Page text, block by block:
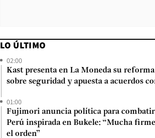
LO ÚLTIMO
02:00
Kast presenta en La Moneda su
sobre seguridad y apuesta a acuerdos
01:00
Fujimori anuncia política para
Perú inspirada en Bukele: “Mucha
el orden”